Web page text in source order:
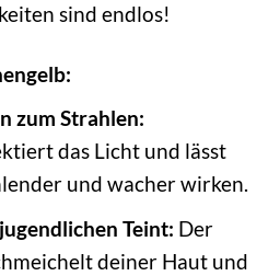
sind endlos!
zum Strahlen:
das Licht und lässt
und wacher wirken.
Teint: Der
deiner Haut und